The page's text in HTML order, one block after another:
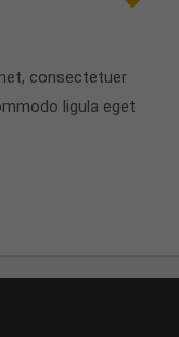
consectetuer
ligula eget